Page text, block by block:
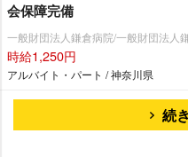
会保障完備
一般財団法人鎌倉病院/一般財団法人
時給1,250円
アルバイト・パート / 神奈川県
続